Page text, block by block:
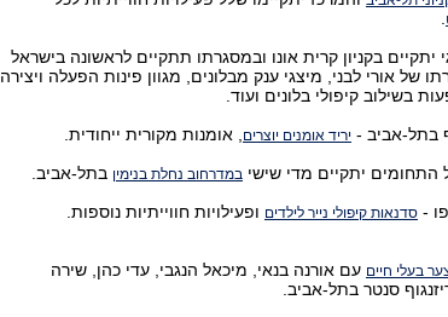
יתקיים בקניון קרית אונו ובמסגרתו תתקיים לראשונה בישראל
של אורי לבני, מיצגי ענק מבלונים, מגוון פינות הפעלה ויצירה,
בשילוב קיפולי בלונים ועוד.
בתל-אביב - יריד אומנים יוצרים
, אומנות מקורית ייחודית.
התחומים יתקיים מדי שישי במדרחוב נחלת בנימין בתל-אביב.
- סדנאות קיפולי נייר לילדים ופעילויות חווייתיות נוספות.
בעלי חיים עם אורנה בנאי, מיכאל הנגבי, עדי כהן, שירה
סנטר בתל-אביב.